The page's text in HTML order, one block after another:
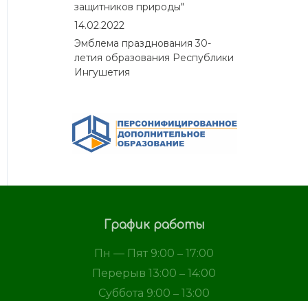
защитников природы"
14.02.2022
Эмблема празднования 30-
летия образования Республики
Ингушетия
График работы
Пн — Пят 9:00 ‒ 17:00
Перерыв 13:00 ‒ 14:00
Суббота 9:00 ‒ 13:00